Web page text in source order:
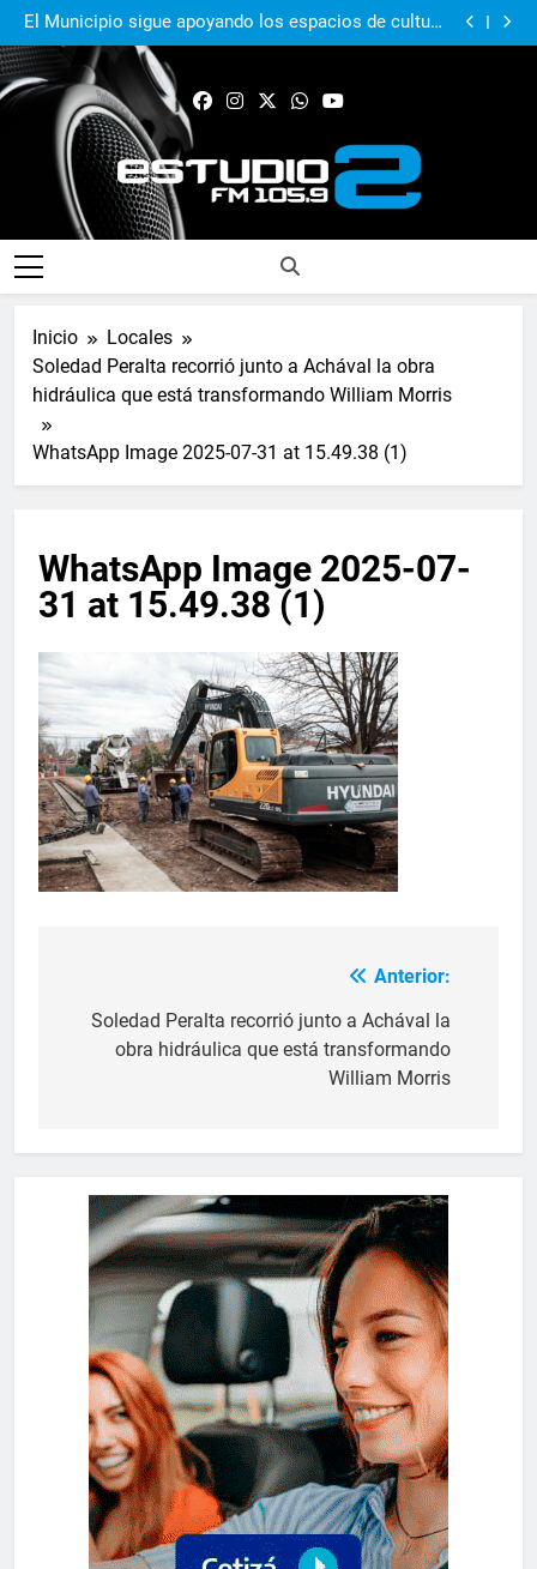
su primer aniversario
El Municipio sigue apoyando los espacios de cultura
e identidad
Real Pilar sumó en Quilmes y sigue firme en zona de
Murió Jorge Messi, el papá del 10 de la selección
El Municipio acompañó al Centro Papa Francisco en
su primer aniversario
El Municipio sigue apoyando los espacios de cultura
Real Pilar sumó en Quilmes y sigue firme en zona de
Reducido
Murió Jorge Messi, el papá del 10 de la selección
argentina
FM Estudio 2
Inicio
Locales
Soledad Peralta recorrió junto a Achával la obra
hidráulica que está transformando William Morris
WhatsApp Image 2025-07-31 at 15.49.38 (1)
WhatsApp Image 2025-07-
31 at 15.49.38 (1)
Anterior:
Soledad Peralta recorrió junto a Achával la
obra hidráulica que está transformando
William Morris